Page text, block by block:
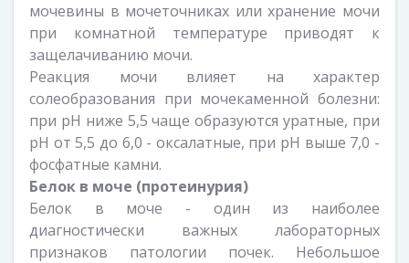
мочевины в мочеточниках или хранение мочи
при комнатной температуре приводят к
защелачиванию мочи.
Реакция мочи влияет на характер
солеобразования при мочекаменной болезни:
при рН ниже 5,5 чаще образуются уратные, при
рН от 5,5 до 6,0 - оксалатные, при рН выше 7,0 -
фосфатные камни.
Белок в моче (протеинурия)
Белок в моче - один из наиболее
диагностически важных лабораторных
признаков патологии почек. Небольшое